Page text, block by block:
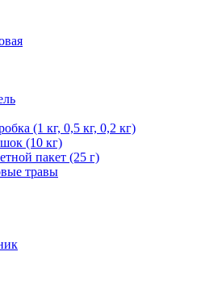
(1 кг, 0,5 кг, 0,2 кг)
(10 кг)
пакет (25 г)
травы